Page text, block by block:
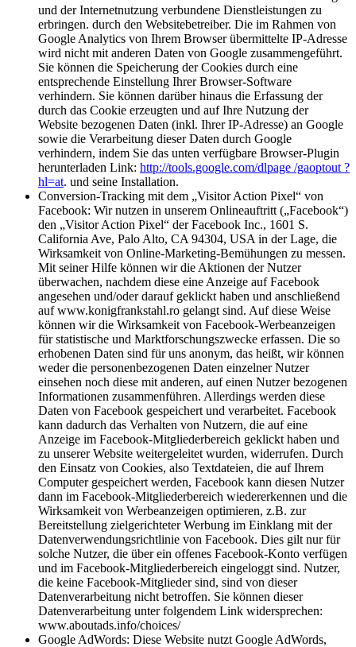
und der Internetnutzung verbundene Dienstleistungen zu
erbringen. durch den Websitebetreiber. Die im Rahmen von
Google Analytics von Ihrem Browser übermittelte IP-Adresse
wird nicht mit anderen Daten von Google zusammengeführt.
Sie können die Speicherung der Cookies durch eine
entsprechende Einstellung Ihrer Browser-Software
verhindern. Sie können darüber hinaus die Erfassung der
durch das Cookie erzeugten und auf Ihre Nutzung der
Website bezogenen Daten (inkl. Ihrer IP-Adresse) an Google
sowie die Verarbeitung dieser Daten durch Google
verhindern, indem Sie das unten verfügbare Browser-Plugin
herunterladen Link: http://tools.google.com/dlpage /gaoptout ?
hl=at. und seine Installation.
Conversion-Tracking mit dem „Visitor Action Pixel“ von
Facebook: Wir nutzen in unserem Onlineauftritt („Facebook“)
den „Visitor Action Pixel“ der Facebook Inc., 1601 S.
California Ave, Palo Alto, CA 94304, USA in der Lage, die
Wirksamkeit von Online-Marketing-Bemühungen zu messen.
Mit seiner Hilfe können wir die Aktionen der Nutzer
überwachen, nachdem diese eine Anzeige auf Facebook
angesehen und/oder darauf geklickt haben und anschließend
auf www.konigfrankstahl.ro gelangt sind. Auf diese Weise
können wir die Wirksamkeit von Facebook-Werbeanzeigen
für statistische und Marktforschungszwecke erfassen. Die so
erhobenen Daten sind für uns anonym, das heißt, wir können
weder die personenbezogenen Daten einzelner Nutzer
einsehen noch diese mit anderen, auf einen Nutzer bezogenen
Informationen zusammenführen. Allerdings werden diese
Daten von Facebook gespeichert und verarbeitet. Facebook
kann dadurch das Verhalten von Nutzern, die auf eine
Anzeige im Facebook-Mitgliederbereich geklickt haben und
zu unserer Website weitergeleitet wurden, widerrufen. Durch
den Einsatz von Cookies, also Textdateien, die auf Ihrem
Computer gespeichert werden, Facebook kann diesen Nutzer
dann im Facebook-Mitgliederbereich wiedererkennen und die
Wirksamkeit von Werbeanzeigen optimieren, z.B. zur
Bereitstellung zielgerichteter Werbung im Einklang mit der
Datenverwendungsrichtlinie von Facebook. Dies gilt nur für
solche Nutzer, die über ein offenes Facebook-Konto verfügen
und im Facebook-Mitgliederbereich eingeloggt sind. Nutzer,
die keine Facebook-Mitglieder sind, sind von dieser
Datenverarbeitung nicht betroffen. Sie können dieser
Datenverarbeitung unter folgendem Link widersprechen:
www.aboutads.info/choices/
Google AdWords: Diese Website nutzt Google AdWords,